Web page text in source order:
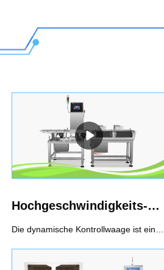
Hochgeschwindigkeits-Kontrollwaage
Die dynamische Kontrollwaage ist eine automatische Maschine zur Überprüfung des Gewichts von verpackten Waren mittels Sensor- und digitaler Signalverarbeitungstechnologie. Ein Hochgeschwindigkeits-Kontrollwaagensystem überprüft das Gewicht von Produkten, während es sich mit hoher Geschwindigkeit bewegt, und weist alle Produkte zurück, die über oder unter dem eingestellten Gewicht liegen. Es wird häufig in der Pharma-, Lebensmittel-, Körperpflege- und Leichtindustrie zur Inline-Gewichtskontrolle eingesetzt, um die Produktqualität sicherzustellen.Empfohlener Einsatz von Kontrollwaagensystemen1. Prüfung auf unter-/übergewichtige Packstücke, Einhaltung der Fertigpackmittelverordnung2. Überprüfung auf fehlende Komponenten, um die Vollständigkeit des Produkts sicherzustellen3. Qualitätskontrolle, Gewichtsdaten jedes Produkts werden aufgezeichnet4. Klassifikation der Produkte nach Gewicht5. Realisierung einer Rückkopplungsschleife für Gewichtsinformationen, Optimierung der Abfüll- und Dosierprozesse